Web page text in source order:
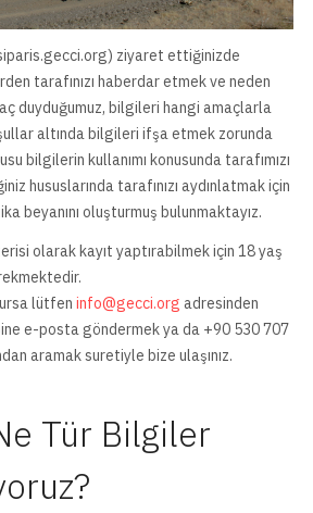
ziyaret ettiğinizde
tarafınızı haberdar etmek ve neden
duyduğumuz, bilgileri hangi amaçlarla
altında bilgileri ifşa etmek zorunda
bilgilerin kullanımı konusunda tarafımızı
hususlarında tarafınızı aydınlatmak için
beyanını oluşturmuş bulunmaktayız.
olarak kayıt yaptırabilmek için 18 yaş
lütfen info@gecci.org adresinden
e-posta göndermek ya da +90 530 707
aramak suretiyle bize ulaşınız.
Tür Bilgiler